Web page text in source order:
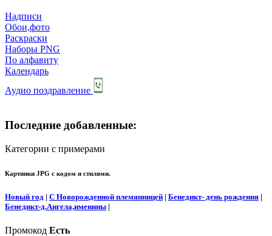
Надписи
Обои,фото
Раскраски
Наборы PNG
По алфавиту
Календарь
Аудио поздравление
Последние добавленные:
Категории с примерами
Картинки JPG с кодом и стилями.
Новый год | С Новорожденной племянницей | Бенедикт- день рождения |
Бенедикт-д.Ангела,именины |
Промокод Есть